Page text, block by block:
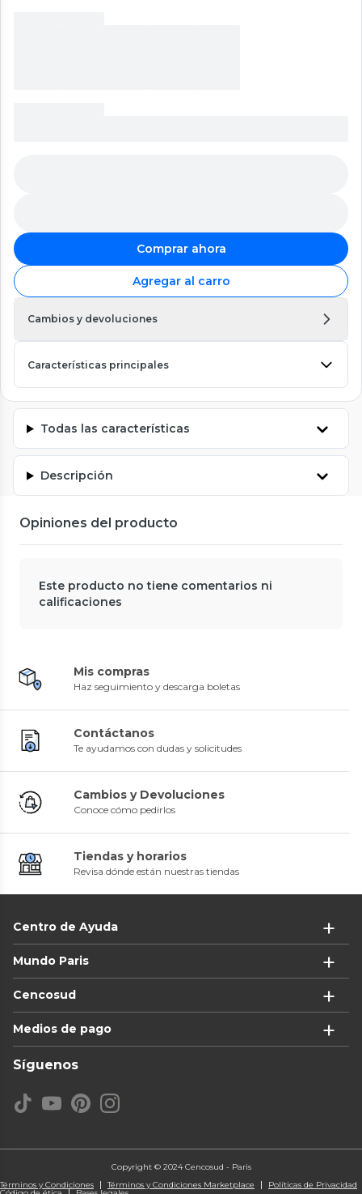
Comprar ahora
Agregar al carro
Cambios y devoluciones
Características principales
Todas las características
Descripción
Opiniones del producto
Este producto no tiene comentarios ni
calificaciones
Mis compras
Haz seguimiento y descarga boletas
Contáctanos
Te ayudamos con dudas y solicitudes
Cambios y Devoluciones
Conoce cómo pedirlos
Tiendas y horarios
Revisa dónde están nuestras tiendas
Centro de Ayuda
Mundo Paris
Cencosud
Medios de pago
Síguenos
Copyright © 2024 Cencosud - Paris
Términos y Condiciones
Términos y Condiciones Marketplace Políticas de Privacidad